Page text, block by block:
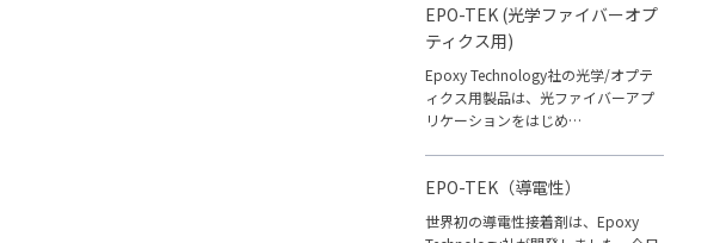
EPO-TEK (光学ファイバーオプ
ティクス用)
Epoxy Technology社の光学/オプテ
ィクス用製品は、光ファイバーアプ
リケーションをはじめ…
EPO-TEK（導電性）
世界初の導電性接着剤は、Epoxy